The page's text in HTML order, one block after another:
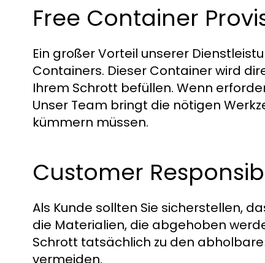
Free Container
Ein großer Vorteil unserer
Containers. Dieser Container wird
Ihrem Schrott befüllen. Wenn
Unser Team bringt die nötigen
kümmern müssen.
Customer
Als Kunde sollten Sie sicherstellen,
die Materialien, die abgehoben
Schrott tatsächlich zu den
vermeiden.